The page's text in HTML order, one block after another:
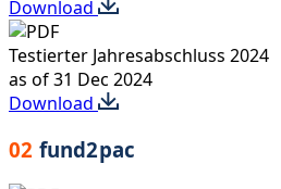
Download
Testierter Jahresabschluss 2024
as of 31 Dec 2024
Download
02 fund2pac